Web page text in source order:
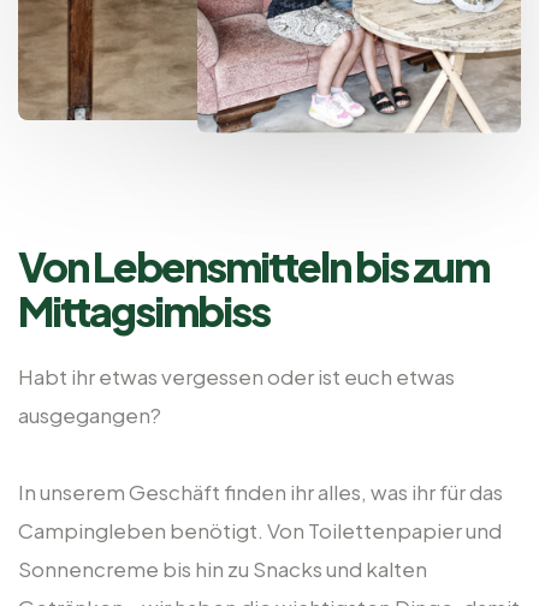
Von Lebensmitteln bis zum
Mittagsimbiss
Habt ihr etwas vergessen oder ist euch etwas
ausgegangen?
In unserem Geschäft finden ihr alles, was ihr für das
Campingleben benötigt. Von Toilettenpapier und
Sonnencreme bis hin zu Snacks und kalten